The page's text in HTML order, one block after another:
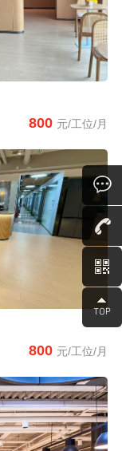
800 元/工位/月
800 元/工位/月